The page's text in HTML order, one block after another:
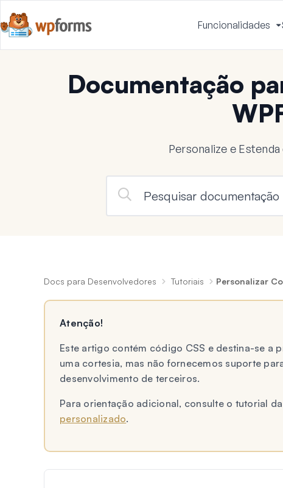
Funcionalidades
Documentação
Personalize e
Docs para Desenvolvedores Tutoriais Personalizar
Atenção!
Este artigo contém código CSS e destina-se a
uma cortesia, mas não fornecemos suporte
desenvolvimento de terceiros.
Para orientação adicional, consulte o tutorial
personalizado.